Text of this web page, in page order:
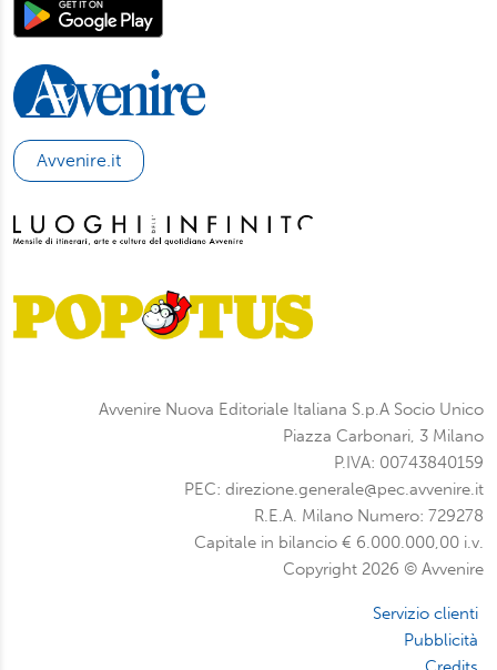
Avvenire.it
Avvenire Nuova Editoriale Italiana S.p.A Socio Unico
Piazza Carbonari, 3 Milano
P.IVA: 00743840159
PEC: direzione.generale@pec.avvenire.it
R.E.A. Milano Numero: 729278
Capitale in bilancio € 6.000.000,00 i.v.
Copyright 2026 © Avvenire
Servizio clienti
Pubblicità